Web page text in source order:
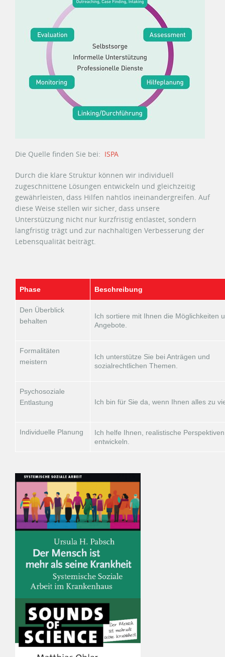
Die Quelle finden Sie bei: ISPA
Durch die klare Struktur können wir individuell
zugeschnittene Lösungen entwickeln und gleichzeitig
gewährleisten, dass Hilfen nahtlos ineinandergreifen. Auf
diese Weise stellen wir sicher, dass unsere
Unterstützung nicht nur kurzfristig entlastet, sondern
langfristig trägt und zur nachhaltigen Verbesserung der
Lebensqualität beiträgt.
Phase Beschreibung
Den Überblick
behalten
Ich sortiere mit Ihnen die Möglichkeiten
Angebote.
Formalitäten
meistern
Ich unterstütze Sie bei Anträgen und
sozialrechtlichen Themen.
Psychosoziale
Entlastung
Ich bin für Sie da, wenn Ihnen alles zu
Individuelle Planung
Ich helfe Ihnen, realistische
entwickeln.